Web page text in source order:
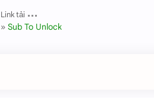
Link tải
Sub To Unlock